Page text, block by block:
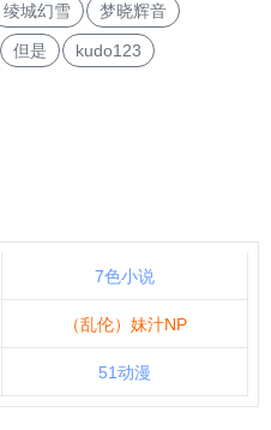
绫城幻雪 梦晓辉音
但是 kudo123
7色小说
（乱伦）妹汁NP
51动漫